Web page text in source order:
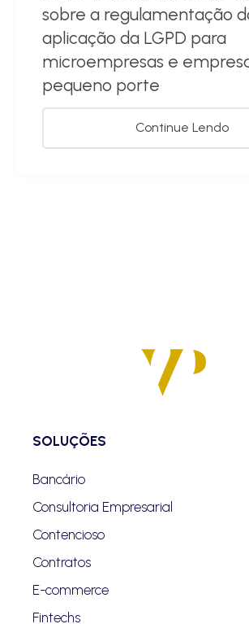
sobre a regulamentação
aplicação da LGPD para
microempresas e
pequeno porte
Continue Lendo
SOLUÇÕES
Bancário
Consultoria Empresarial
Contencioso
Contratos
E-commerce
Fintechs